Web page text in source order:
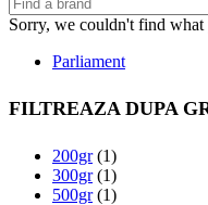
Sorry, we couldn't find
Parliament
FILTREAZA DUPA
200gr (1)
300gr (1)
500gr (1)